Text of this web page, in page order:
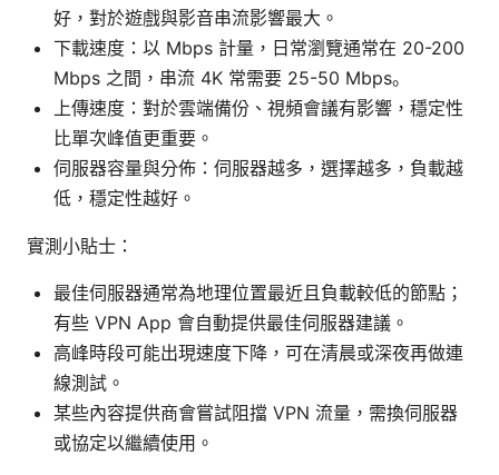
好，對於遊戲與影音串流影響最大。
下載速度：以 Mbps 計量，日常瀏覽通常在 20-200
Mbps 之間，串流 4K 常需要 25-50 Mbps。
上傳速度：對於雲端備份、視頻會議有影響，穩定性
比單次峰值更重要。
伺服器容量與分佈：伺服器越多，選擇越多，負載越
低，穩定性越好。
實測小貼士：
最佳伺服器通常為地理位置最近且負載較低的節點；
有些 VPN App 會自動提供最佳伺服器建議。
高峰時段可能出現速度下降，可在清晨或深夜再做連
線測試。
某些內容提供商會嘗試阻擋 VPN 流量，需換伺服器
或協定以繼續使用。